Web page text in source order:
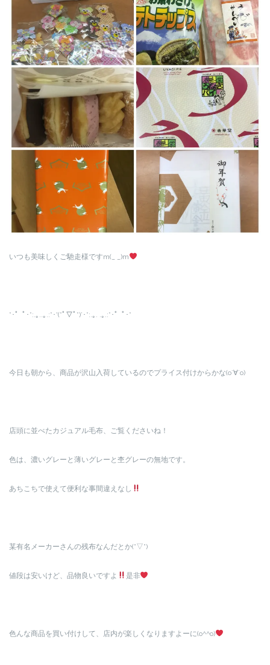
いつも美味しくご馳走様ですm(_ _)m
*･゜ﾟ･*:.｡..｡.:*･'(*ﾟ▽ﾟ*)’･*:.｡. .｡.:*･゜ﾟ･*
今日も朝から、商品が沢山入荷しているのでプライス付けからかな(о´∀`о)
店頭に並べたカジュアル毛布、ご覧くださいね！
色は、濃いグレーと薄いグレーと杢グレーの無地です。
あちこちで使えて便利な事間違えなし
某有名メーカーさんの残布なんだとか(°▽°)
値段は安いけど、品物良いですよ 是非
色んな商品を買い付けして、店内が楽しくなりますよーに(o^^o)